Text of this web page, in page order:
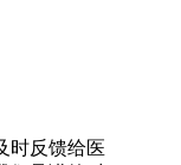
时反馈给医